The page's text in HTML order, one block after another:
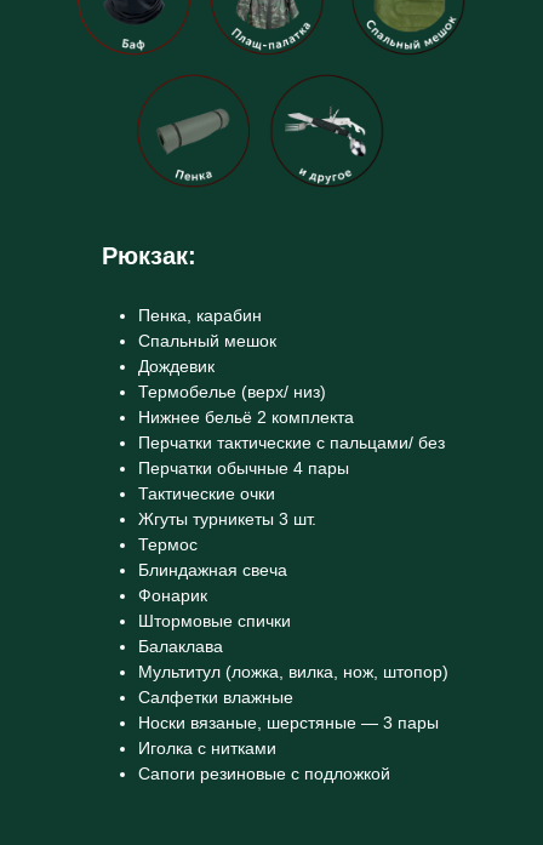
Пенка, карабин
Спальный мешок
Дождевик
Термобелье (верх/ низ)
Нижнее бельё 2 комплекта
Перчатки тактические с пальцами/ без
Перчатки обычные 4 пары
Тактические очки
Жгуты турникеты 3 шт.
Термос
Блиндажная свеча
Фонарик
Штормовые спички
Балаклава
Мультитул (ложка, вилка, нож, штопор)
Салфетки влажные
Носки вязаные, шерстяные — 3 пары
Иголка с нитками
Сапоги резиновые с подложкой
Рюкзак: